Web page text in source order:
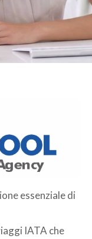
essenziale di
IATA che